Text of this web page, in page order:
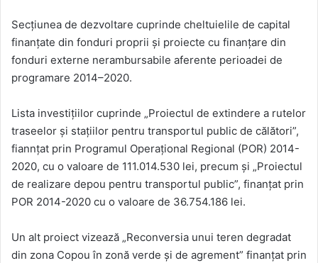
Secţiunea de dezvoltare cuprinde cheltuielile de capital
finanţate din fonduri proprii şi proiecte cu finanţare din
fonduri externe nerambursabile aferente perioadei de
programare 2014–2020.
Lista investițiilor cuprinde „Proiectul de extindere a rutelor
traseelor şi staţiilor pentru transportul public de călători”,
fiannțat prin Programul Operaţional Regional (POR) 2014-
2020, cu o valoare de 111.014.530 lei, precum și „Proiectul
de realizare depou pentru transportul public”, finanțat prin
POR 2014-2020 cu o valoare de 36.754.186 lei.
Un alt proiect vizează „Reconversia unui teren degradat
din zona Copou în zonă verde și de agrement” finanțat prin